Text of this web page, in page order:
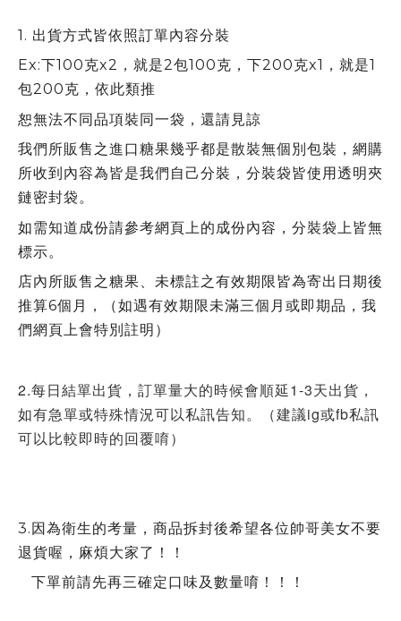
1. 出貨方式皆依照訂單內容分裝
Ex:下100克x2，就是2包100克，下200克x1，就是1
包200克，依此類推
恕無法不同品項裝同一袋，還請見諒
我們所販售之進口糖果幾乎都是散裝無個別包裝，網購
所收到內容為皆是我們自己分裝，分裝袋皆使用透明夾
鏈密封袋。
如需知道成份請參考網頁上的成份內容，分裝袋上皆無
標示。
店內所販售之糖果、未標註之有效期限皆為寄出日期後
推算6個月，（如遇有效期限未滿三個月或即期品，我
們網頁上會特別註明）
2.每日結單出貨，訂單量大的時候會順延1-3天出貨，
如有急單或特殊情況可以私訊告知。（建議ig或fb私訊
可以比較即時的回覆唷）
3.因為衛生的考量，商品拆封後希望各位帥哥美女不要
退貨喔，麻煩大家了！！
下單前請先再三確定口味及數量唷！！！